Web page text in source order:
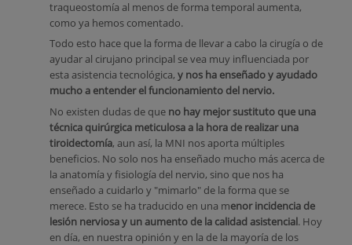
traqueostomía al menos de forma temporal aumenta,
como ya hemos comentado.
Todo esto hace que la forma de llevar a cabo la cirugía o de
ayudar al cirujano principal se vea muy influenciada por
esta asistencia tecnológica, y nos ha enseñado y ayudado
mucho a entender el funcionamiento del nervio.
No existen dudas de que no hay mejor sustituto que una
técnica quirúrgica meticulosa a la hora de realizar una
tiroidectomía, aun así, la MNI nos aporta múltiples
beneficios. No solo nos ha enseñado mucho más acerca de
la anatomía y fisiología del nervio, sino que nos ha
enseñado a cuidarlo y "mimarlo" de la forma que se
merece. Esto se ha traducido en una menor incidencia de
lesión nerviosa y un aumento de la calidad asistencial. Hoy
en día, en nuestra opinión y en la de la mayoría de los